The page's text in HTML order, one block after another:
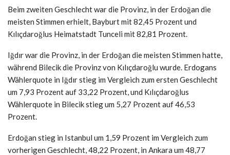
Beim zweiten Geschlecht war die Provinz, in der Erdoğan die
meisten Stimmen erhielt, Bayburt mit 82,45 Prozent und
Kılıçdaroğlus Heimatstadt Tunceli mit 82,81 Prozent.
Iğdır war die Provinz, in der Erdoğan die meisten Stimmen hatte,
während Bilecik die Provinz von Kılıçdaroğlu wurde. Erdogans
Wählerquote in Iğdır stieg im Vergleich zum ersten Geschlecht
um 7,93 Prozent auf 33,22 Prozent, und Kılıçdaroğlus
Wählerquote in Bilecik stieg um 5,27 Prozent auf 46,53
Prozent.
Erdoğan stieg in Istanbul um 1,59 Prozent im Vergleich zum
vorherigen Geschlecht, 48,22 Prozent, in Ankara um 48,77